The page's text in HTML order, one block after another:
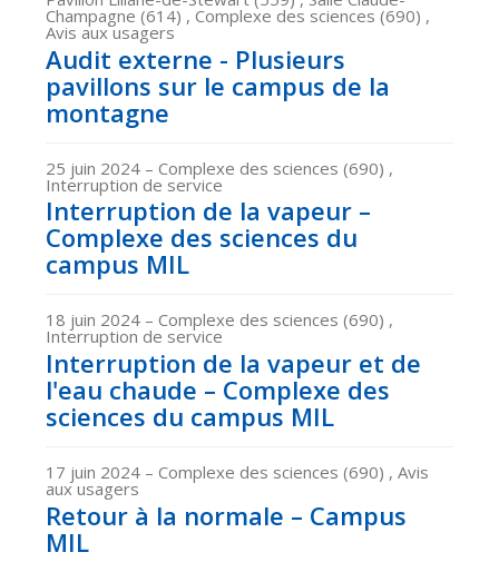
Champagne (614) , Complexe des sciences (690) ,
Avis aux usagers
Audit externe - Plusieurs
pavillons sur le campus de la
montagne
25 juin 2024 – Complexe des sciences (690) ,
Interruption de service
Interruption de la vapeur –
Complexe des sciences du
campus MIL
18 juin 2024 – Complexe des sciences (690) ,
Interruption de service
Interruption de la vapeur et de
l'eau chaude – Complexe des
sciences du campus MIL
17 juin 2024 – Complexe des sciences (690) , Avis
aux usagers
Retour à la normale – Campus
MIL